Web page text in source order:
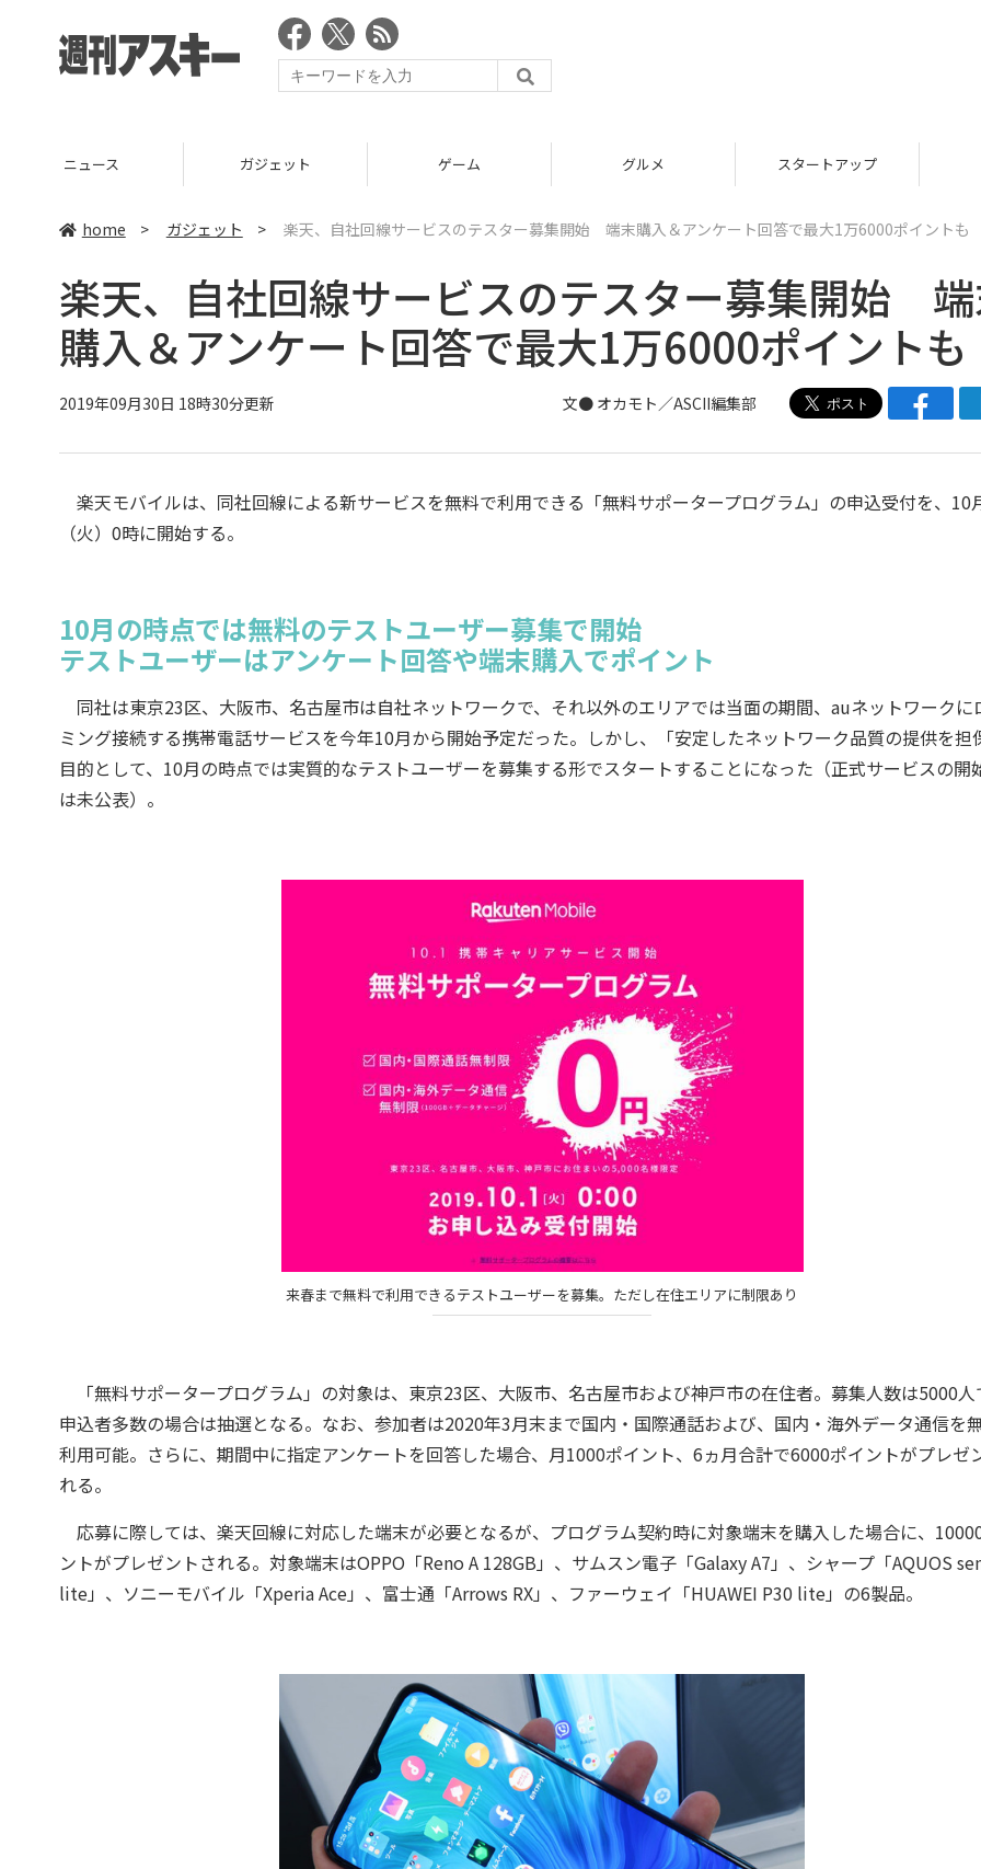
ニュース ガジェット ゲーム グルメ スタートアップ
home > ガジェット > 楽天、自社回線サービスのテスター募集開始 端末購入＆アンケート回答で最大1万6000ポイントも
楽天、自社回線サービスのテスター募集開始
購入＆アンケート回答で最大1万6000ポイントも
2019年09月30日 18時30分更新 文● オカモト／ASCII編集部
楽天モバイルは、同社回線による新サービスを無料で利用できる「無料サポータープログラム」の申込受付を、10
（火）0時に開始する。
10月の時点では無料のテストユーザー募集で開始
テストユーザーはアンケート回答や端末購入でポイント
同社は東京23区、大阪市、名古屋市は自社ネットワークで、それ以外のエリアでは当面の期間、auネットワークに
ミング接続する携帯電話サービスを今年10月から開始予定だった。しかし、「安定したネットワーク品質の提供を担
目的として、10月の時点では実質的なテストユーザーを募集する形でスタートすることになった（正式サービスの開
は未公表）。
来春まで無料で利用できるテストユーザーを募集。ただし在住エリアに制限あり
「無料サポータープログラム」の対象は、東京23区、大阪市、名古屋市および神戸市の在住者。募集人数は5000人
申込者多数の場合は抽選となる。なお、参加者は2020年3月末まで国内・国際通話および、国内・海外データ通信を
利用可能。さらに、期間中に指定アンケートを回答した場合、月1000ポイント、6ヵ月合計で6000ポイントがプレゼ
れる。
応募に際しては、楽天回線に対応した端末が必要となるが、プログラム契約時に対象端末を購入した場合に、
ントがプレゼントされる。対象端末はOPPO「Reno A 128GB」、サムスン電子「Galaxy A7」、シャープ「AQUOS
lite」、ソニーモバイル「Xperia Ace」、富士通「Arrows RX」、ファーウェイ「HUAWEI P30 lite」の6製品。